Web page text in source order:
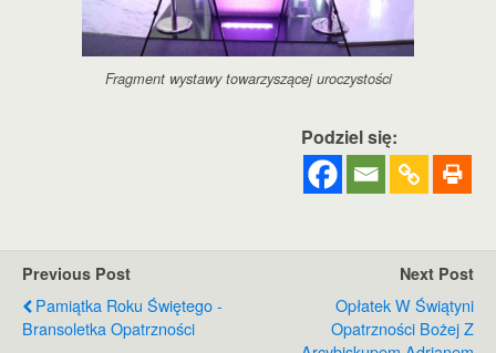
Fragment wystawy towarzyszącej uroczystości
Podziel się:
Previous Post
Pamiątka Roku Świętego -
Bransoletka Opatrzności
Next Post
Opłatek W Świątyni
Opatrzności Bożej Z